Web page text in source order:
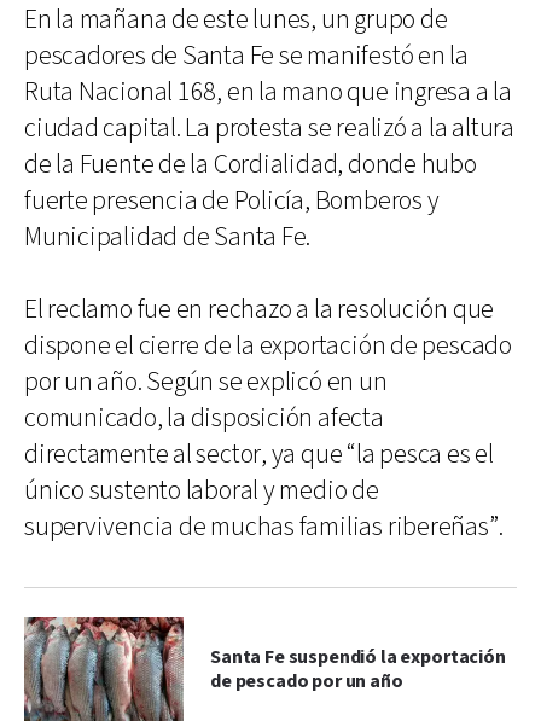
En la mañana de este lunes, un grupo de
pescadores de Santa Fe se manifestó en la
Ruta Nacional 168, en la mano que ingresa a la
ciudad capital. La protesta se realizó a la altura
de la Fuente de la Cordialidad, donde hubo
fuerte presencia de Policía, Bomberos y
Municipalidad de Santa Fe.
El reclamo fue en rechazo a la resolución que
dispone el cierre de la exportación de pescado
por un año. Según se explicó en un
comunicado, la disposición afecta
directamente al sector, ya que “la pesca es el
único sustento laboral y medio de
supervivencia de muchas familias ribereñas”.
Santa Fe suspendió la exportación
de pescado por un año